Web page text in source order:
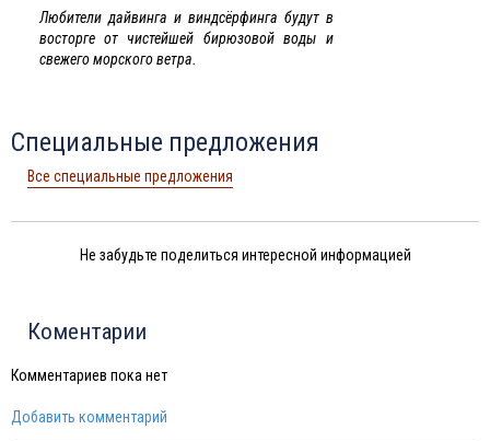
Любители дайвинга и виндсёрфинга будут в
восторге от чистейшей бирюзовой воды и
свежего морского ветра.
Специальные предложения
Все специальные предложения
Не забудьте поделиться интересной информацией
Коментарии
Комментариев пока нет
Добавить комментарий